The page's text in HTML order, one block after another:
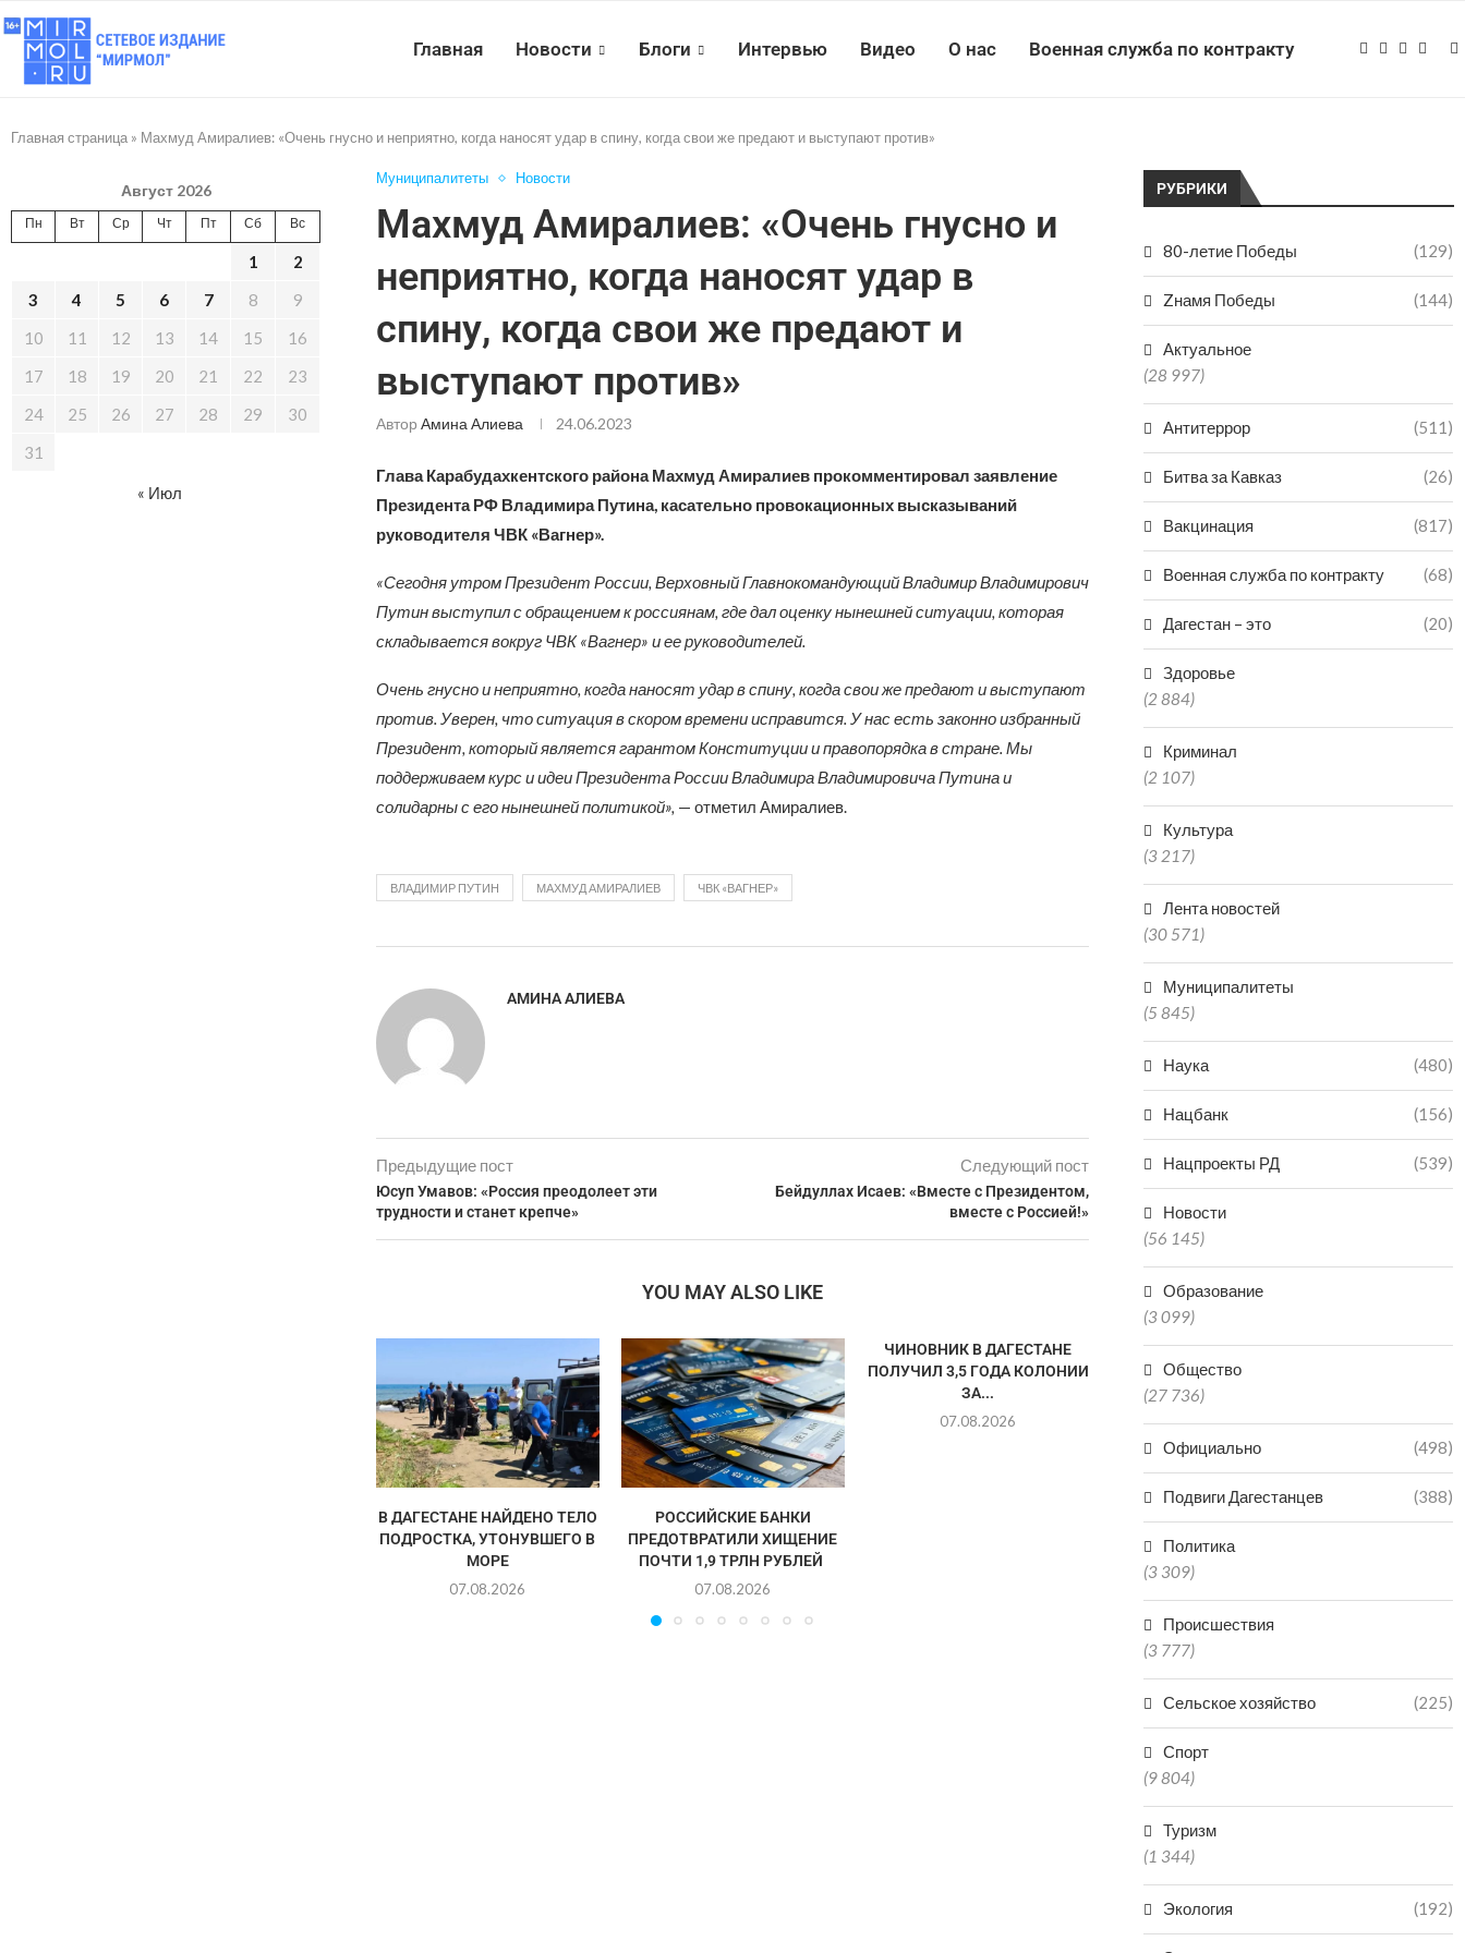
Главная Новости Блоги Интервью Видео О нас Военная служба по контракту
Главная страница » Махмуд Амиралиев: «Очень гнусно и неприятно, когда наносят удар в спину, когда свои же предают и выступают против»
Муниципалитеты Новости
Махмуд Амиралиев: «Очень гнусно и
неприятно, когда наносят удар в
спину, когда свои же предают и
выступают против»
Автор Амина Алиева 24.06.2023
Глава Карабудахкентского района Махмуд Амиралиев прокомментировал заявление
Президента РФ Владимира Путина, касательно провокационных высказываний
руководителя ЧВК «Вагнер».
«Сегодня утром Президент России, Верховный Главнокомандующий Владимир Владимирович
Путин выступил с обращением к россиянам, где дал оценку нынешней ситуации, которая
складывается вокруг ЧВК «Вагнер» и ее руководителей.
Очень гнусно и неприятно, когда наносят удар в спину, когда свои же предают и выступают
против. Уверен, что ситуация в скором времени исправится. У нас есть законно избранный
Президент, который является гарантом Конституции и правопорядка в стране. Мы
поддерживаем курс и идеи Президента России Владимира Владимировича Путина и
солидарны с его нынешней политикой», — отметил Амиралиев.
ВЛАДИМИР ПУТИН МАХМУД АМИРАЛИЕВ ЧВК «ВАГНЕР»
АМИНА АЛИЕВА
Предыдущие пост
Юсуп Умавов: «Россия преодолеет эти
трудности и станет крепче»
Следующий пост
Бейдуллах Исаев: «Вместе с Президентом,
вместе с Россией!»
YOU MAY ALSO LIKE
В ДАГЕСТАНЕ НАЙДЕНО ТЕЛО
ПОДРОСТКА, УТОНУВШЕГО В
МОРЕ
07.08.2026
РОССИЙСКИЕ БАНКИ
ПРЕДОТВРАТИЛИ ХИЩЕНИЕ
ПОЧТИ 1,9 ТРЛН РУБЛЕЙ
07.08.2026
ЧИНОВНИК В ДАГЕСТАНЕ
ПОЛУЧИЛ 3,5 ГОДА КОЛОНИИ
ЗА...
07.08.2026
СУДЕ ЗА НЕНАДЛЕЖАЩИЙ
РУБРИКИ
80-летие Победы (129)
Zнамя Победы (144)
Актуальное
(28 997)
Антитеррор (511)
Битва за Кавказ (26)
Вакцинация (817)
Военная служба по контракту (68)
Дагестан – это (20)
Здоровье
(2 884)
Криминал
(2 107)
Культура
(3 217)
Лента новостей
(30 571)
Муниципалитеты
(5 845)
Наука (480)
Нацбанк (156)
Нацпроекты РД (539)
Новости
(56 145)
Образование
(3 099)
Общество
(27 736)
Официально (498)
Подвиги Дагестанцев (388)
Политика
(3 309)
Происшествия
(3 777)
Сельское хозяйство (225)
Спорт
(9 804)
Туризм
(1 344)
Экология (192)
Август 2026
Пн Вт Ср Чт Пт Сб Вс
1
2
3
4 5 6 7 8
9
10
11 12 13 14 15
16
17
18 19 20 21 22
23
24
25 26 27 28 29
30
31
« Июл